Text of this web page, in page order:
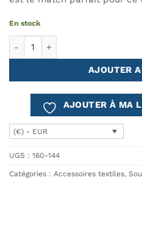
En stock
AJOUTER
AJOUTER À MA
(€) - EUR
UGS : 160-144
Catégories : Accessoires textiles,